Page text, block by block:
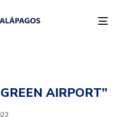
AIRPORT”